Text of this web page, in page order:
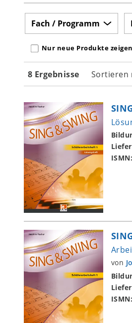
Nur neue Produkte zeigen
Fach / Programm
8 Ergebnisse Sortieren
ISMN:
von
ISMN: